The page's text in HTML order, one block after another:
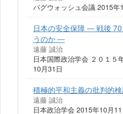
パグウォッシュ会議 2015年
日本の安全保障 ― 戦後
うのか ―
遠藤 誠治
日本国際政治学会 ２０１５
10月31日
積極的平和主義の批判的
遠藤 誠治
日本政治学会 2015年10月11